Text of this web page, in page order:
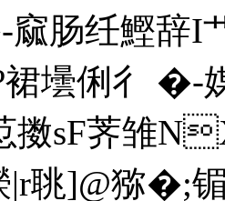
肠纴鰹辞I
壜俐彳 �-
sF荠雏
濚|r聎]@猕